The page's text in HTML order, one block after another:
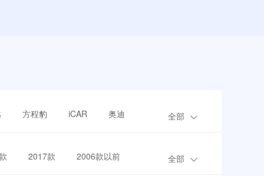
方程豹 iCAR 奥迪 全部
2017款 2006款以前 全部